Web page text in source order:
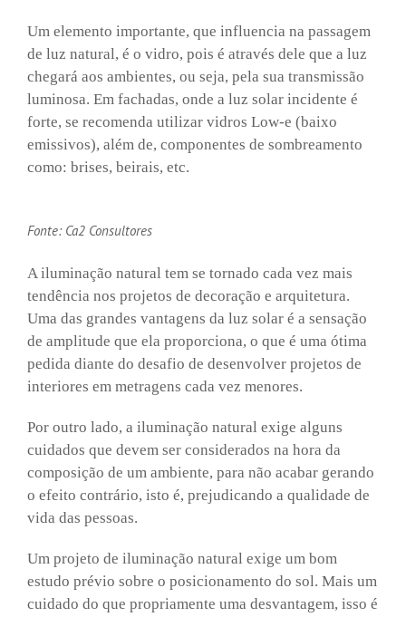
Um elemento importante, que influencia na passagem
de luz natural, é o vidro, pois é através dele que a luz
chegará aos ambientes, ou seja, pela sua transmissão
luminosa. Em fachadas, onde a luz solar incidente é
forte, se recomenda utilizar vidros Low-e (baixo
emissivos), além de, componentes de sombreamento
como: brises, beirais, etc.
Fonte: Ca2 Consultores
A iluminação natural tem se tornado cada vez mais
tendência nos projetos de decoração e arquitetura.
Uma das grandes vantagens da luz solar é a sensação
de amplitude que ela proporciona, o que é uma ótima
pedida diante do desafio de desenvolver projetos de
interiores em metragens cada vez menores.
Por outro lado, a iluminação natural exige alguns
cuidados que devem ser considerados na hora da
composição de um ambiente, para não acabar gerando
o efeito contrário, isto é, prejudicando a qualidade de
vida das pessoas.
Um projeto de iluminação natural exige um bom
estudo prévio sobre o posicionamento do sol. Mais um
cuidado do que propriamente uma desvantagem, isso é